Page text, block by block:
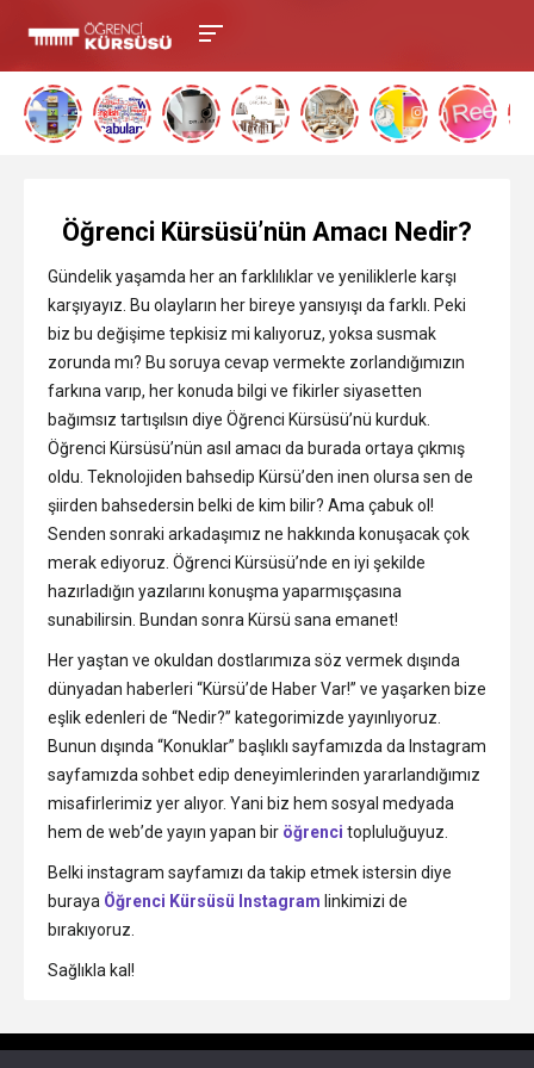
Öğrenci Kürsüsü’nün Amacı Nedir?
Gündelik yaşamda her an farklılıklar ve yeniliklerle karşı
karşıyayız. Bu olayların her bireye yansıyışı da farklı. Peki
biz bu değişime tepkisiz mi kalıyoruz, yoksa susmak
zorunda mı? Bu soruya cevap vermekte zorlandığımızın
farkına varıp, her konuda bilgi ve fikirler siyasetten
bağımsız tartışılsın diye Öğrenci Kürsüsü’nü kurduk.
Öğrenci Kürsüsü’nün asıl amacı da burada ortaya çıkmış
oldu. Teknolojiden bahsedip Kürsü’den inen olursa sen de
şiirden bahsedersin belki de kim bilir? Ama çabuk ol!
Senden sonraki arkadaşımız ne hakkında konuşacak çok
merak ediyoruz. Öğrenci Kürsüsü’nde en iyi şekilde
hazırladığın yazılarını konuşma yaparmışçasına
sunabilirsin. Bundan sonra Kürsü sana emanet!
Her yaştan ve okuldan dostlarımıza söz vermek dışında
dünyadan haberleri “Kürsü’de Haber Var!” ve yaşarken bize
eşlik edenleri de “Nedir?” kategorimizde yayınlıyoruz.
Bunun dışında “Konuklar” başlıklı sayfamızda da Instagram
sayfamızda sohbet edip deneyimlerinden yararlandığımız
misafirlerimiz yer alıyor. Yani biz hem sosyal medyada
hem de web’de yayın yapan bir öğrenci topluluğuyuz.
Belki instagram sayfamızı da takip etmek istersin diye
buraya Öğrenci Kürsüsü Instagram linkimizi de
bırakıyoruz.
Sağlıkla kal!